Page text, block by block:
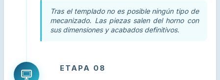
Tras el templado no es posible ningún tipo de
mecanizado. Las piezas salen del horno con
sus dimensiones y acabados definitivos.
ETAPA 08